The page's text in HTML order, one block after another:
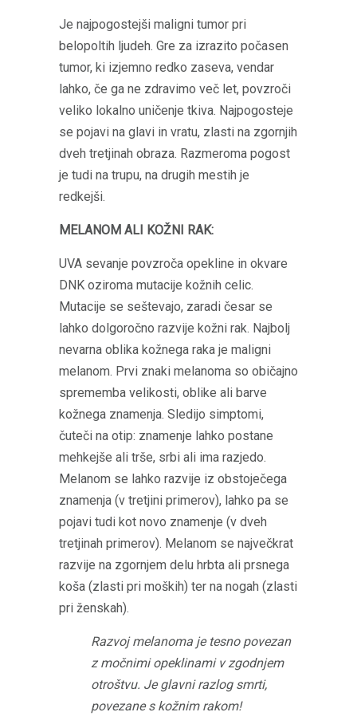
Je najpogostejši maligni tumor pri
belopoltih ljudeh. Gre za izrazito počasen
tumor, ki izjemno redko zaseva, vendar
lahko, če ga ne zdravimo več let, povzroči
veliko lokalno uničenje tkiva. Najpogosteje
se pojavi na glavi in vratu, zlasti na zgornjih
dveh tretjinah obraza. Razmeroma pogost
je tudi na trupu, na drugih mestih je
redkejši.
MELANOM ALI KOŽNI RAK:
UVA sevanje povzroča opekline in okvare
DNK oziroma mutacije kožnih celic.
Mutacije se seštevajo, zaradi česar se
lahko dolgoročno razvije kožni rak. Najbolj
nevarna oblika kožnega raka je maligni
melanom. Prvi znaki melanoma so običajno
sprememba velikosti, oblike ali barve
kožnega znamenja. Sledijo simptomi,
čuteči na otip: znamenje lahko postane
mehkejše ali trše, srbi ali ima razjedo.
Melanom se lahko razvije iz obstoječega
znamenja (v tretjini primerov), lahko pa se
pojavi tudi kot novo znamenje (v dveh
tretjinah primerov). Melanom se največkrat
razvije na zgornjem delu hrbta ali prsnega
koša (zlasti pri moških) ter na nogah (zlasti
pri ženskah).
Razvoj melanoma je tesno povezan
z močnimi opeklinami v zgodnjem
otroštvu. Je glavni razlog smrti,
povezane s kožnim rakom!